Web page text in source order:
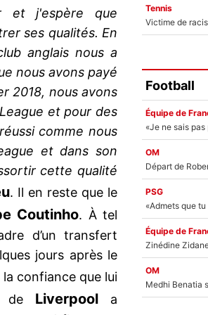
et j'espère que
ses qualités. En
anglais nous a
nous avons payé
2018, nous avons
et pour des
comme nous
et dans son
cette qualité
. Il en reste que le
Coutinho. À tel
d’un transfert
jours après le
confiance que lui
de Liverpool a
Tennis
Football
Équipe de
OM
PSG
Équipe de
OM